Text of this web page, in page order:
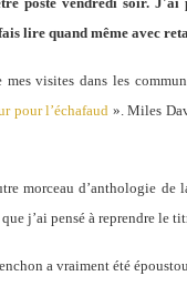
lire quand même avec
mes visites dans les
pour l’échafaud ». Miles
morceau d’anthologie
j’ai pensé à reprendre le
a vraiment été